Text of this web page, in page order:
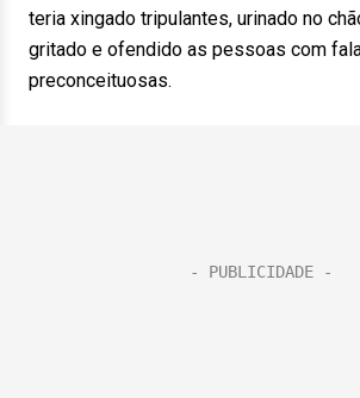
teria xingado tripulantes, urinado no
gritado e ofendido as pessoas com
preconceituosas.